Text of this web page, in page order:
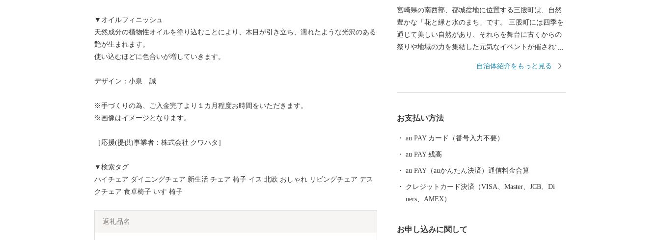
▼オイルフィニッシュ
天然成分の植物性オイルを塗り込むことにより、木目が引き立ち、濡れたような光沢のある
艶が生まれます。
使い込むほどに色合いが増していきます。
デザイン：小泉 誠
※手づくりの為、ご入金完了より１カ月程度お時間をいただきます。
※画像はイメージとなります。
［応援(提供)事業者：株式会社 クワハタ］
▼検索タグ
ハイチェア ダイニングチェア 新生活 チェア 椅子 イス 北欧 おしゃれ リビングチェア デス
クチェア 食卓椅子 いす 椅子
返礼品名
宮崎県の南西部、都城盆地に位置する三股町は、自然
豊かな「花と緑と水のまち」です。 三股町には四季を
通じて美しい自然があり、それらを舞台に古くからの
祭りや地域の力を集結した元気なイベントが催されて
む人はもちろん、初めて訪れる人も感じる魅力があふ
自治体紹介をもっと見る
お支払い方法
au PAY カード（番号入力不要）
au PAY 残高
au PAY（auかんたん決済）通信料金合算
クレジットカード決済（VISA、Master、JCB、Di
ners、AMEX）
お申し込みに関して